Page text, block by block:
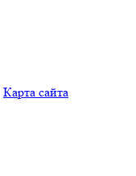
Карта сайта